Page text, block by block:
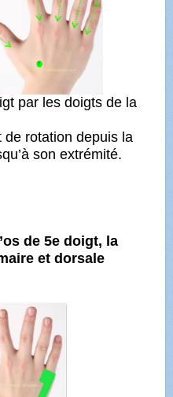
par les doigts de la
rotation depuis la
son extrémité.
de 5e doigt, la
et dorsale